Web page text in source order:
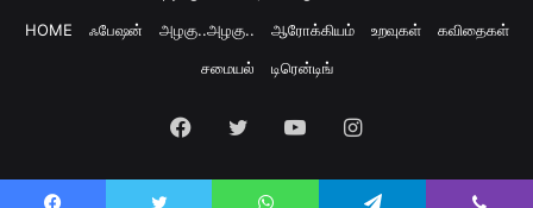
HOME
ஃபேஷன் அழகு..அழகு.. ஆரோக்கியம் உறவுகள்
கவிதைகள்
சமையல்
டிரென்டிங்
Facebook
TwitterYouTubeInstagram